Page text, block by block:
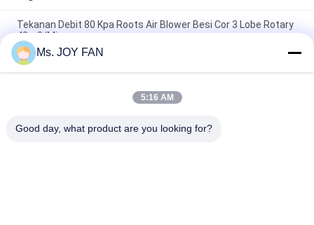
Tekanan Debit 80 Kpa Roots Air Blower Besi Cor 3 Lobe Rotary
40m3/Min
10" 80kpa 71.52m3/Min 132kw Cast Iron Tiga Lobe Roots
Blower
DN200 Water Cooled Three Lobe Roots Blower tekanan
Ms. JOY FAN
5:16 AM
Good day, what product are you looking for?